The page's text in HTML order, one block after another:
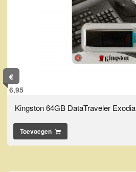
€
6,95
Kingston 64GB DataTraveler Exodia
Toevoegen